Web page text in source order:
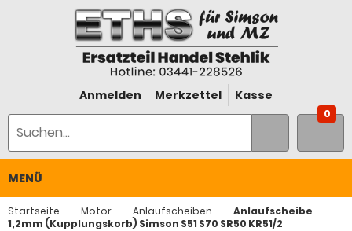
Anmelden Merkzettel Kasse
0
MENÜ
Startseite Motor Anlaufscheiben
Anlaufscheibe
1,2mm (Kupplungskorb) Simson S51 S70 SR50 KR51/2